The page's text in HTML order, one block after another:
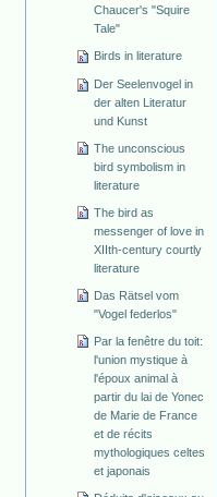
Chaucer's "Squire
Tale"
Birds in literature
Der Seelenvogel in
der alten Literatur
und Kunst
The unconscious
bird symbolism in
literature
The bird as
messenger of love in
XIIth-century courtly
literature
Das Rätsel vom
"Vogel federlos"
Par la fenêtre du toit:
l'union mystique à
l'époux animal à
partir du lai de Yonec
de Marie de France
et de récits
mythologiques celtes
et japonais